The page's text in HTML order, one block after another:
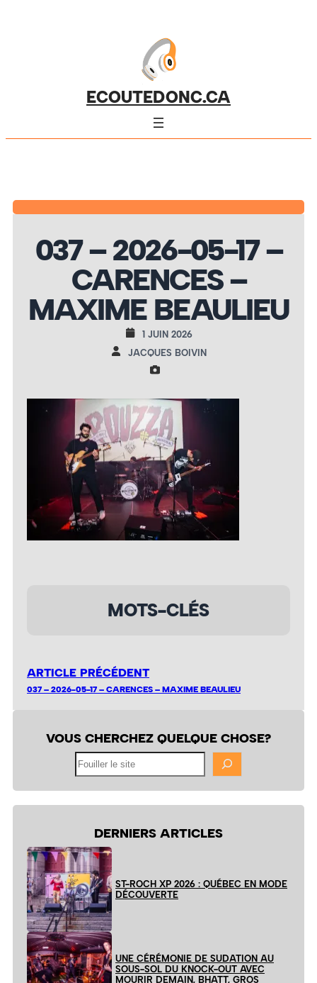
ECOUTEDONC.CA
037 – 2026-05-17 –
CARENCES –
MAXIME BEAULIEU
1 JUIN 2026
JACQUES BOIVIN
MOTS-CLÉS
ARTICLE PRÉCÉDENT
037 – 2026-05-17 – CARENCES – MAXIME BEAULIEU
VOUS CHERCHEZ QUELQUE CHOSE?
DERNIERS ARTICLES
ST-ROCH XP 2026 : QUÉBEC EN MODE
DÉCOUVERTE
UNE CÉRÉMONIE DE SUDATION AU
SOUS-SOL DU KNOCK-OUT AVEC
MOURIR DEMAIN, BHATT, GROS